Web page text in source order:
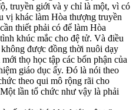
truyền giới và y chỉ là một, vì có
vị khác làm Hòa thượng truyền
thiết phải có để làm Hòa
khúc mắc cho đệ tử. Và điều
được đồng thời nuôi dạy
thọ học tập các bổn phận của
giáo dục ấy. Đó là nói theo
theo qui mô rộng rãi cho
lần tổ chức như vậy là phải